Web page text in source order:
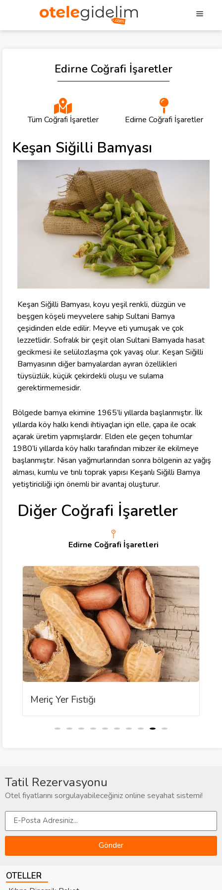
Edirne Coğrafi İşaretler
Tüm Coğrafi İşaretler Edirne Coğrafi İşaretler
Keşan Siğilli Bamyası
Keşan Siğilli Bamyası, koyu yeşil renkli, düzgün ve
beşgen köşeli meyvelere sahip Sultani Bamya
çeşidinden elde edilir. Meyve eti yumuşak ve çok
lezzetlidir. Sofralık bir çeşit olan Sultani Bamyada hasat
gecikmesi ile selülozlaşma çok yavaş olur. Keşan Siğilli
Bamyasının diğer bamyalardan ayıran özellikleri
tüysüzlük, küçük çekirdekli oluşu ve sulama
gerektirmemesidir.
Bölgede bamya ekimine 1965’li yıllarda başlanmıştır. İlk
yıllarda köy halkı kendi ihtiyaçları için elle, çapa ile ocak
açarak üretim yapmışlardır. Elden ele geçen tohumlar
1980’li yıllarda köy halkı tarafından mibzer ile ekilmeye
başlanmıştır. Nisan yağmurlarından sonra bölgenin az yağış
alması, kumlu ve tınlı toprak yapısı Keşanlı Siğilli Bamya
yetiştiriciliği için önemli bir avantaj oluşturur.
Diğer Coğrafi İşaretler
Edirne Coğrafi İşaretleri
Meriç Yer Fıstığı
Tatil Rezervasyonu
Otel fiyatlarını sorgulayabileceğiniz online seyahat sistemi!
Gönder
OTELLER